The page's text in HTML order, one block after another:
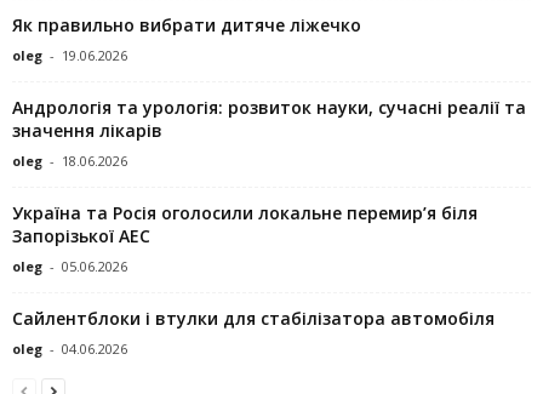
Як правильно вибрати дитяче ліжечко
oleg - 19.06.2026
Андрологія та урологія: розвиток науки, сучасні реалії та
значення лікарів
oleg - 18.06.2026
Україна та Росія оголосили локальне перемир’я біля
Запорізької АЕС
oleg - 05.06.2026
Сайлентблоки і втулки для стабілізатора автомобіля
oleg - 04.06.2026